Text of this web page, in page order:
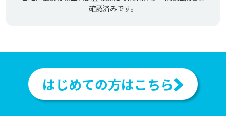
確認済みです。
はじめての方はこちら